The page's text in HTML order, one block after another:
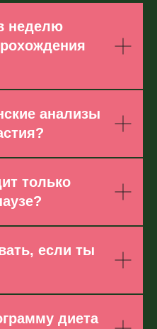
неделю
анализы
только
если ты
диета